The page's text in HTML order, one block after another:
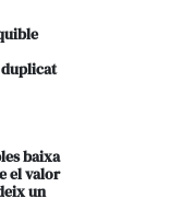
duplicat
baixa
el valor
un